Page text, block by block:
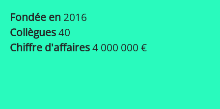
Fondée en 2016
Collègues40
Chiffre d'affaires4 000 000 €